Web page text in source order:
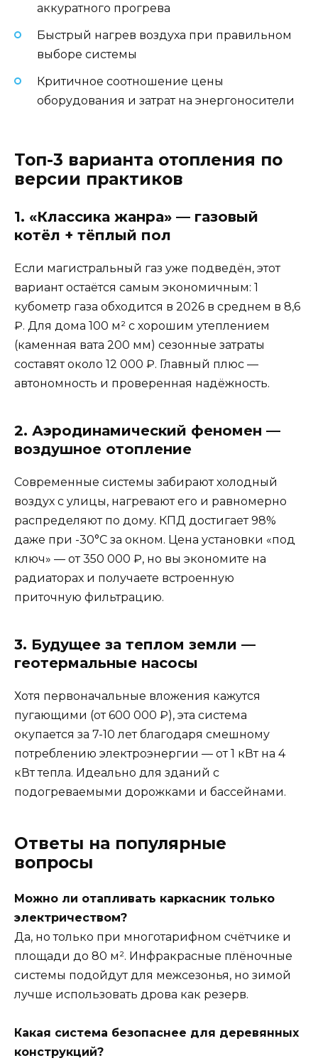
аккуратного прогрева
Быстрый нагрев воздуха при правильном
выборе системы
Критичное соотношение цены
оборудования и затрат на энергоносители
Топ-3 варианта отопления по
версии практиков
1. «Классика жанра» — газовый
котёл + тёплый пол
Если магистральный газ уже подведён, этот
вариант остаётся самым экономичным: 1
кубометр газа обходится в 2026 в среднем в 8,6
₽. Для дома 100 м² с хорошим утеплением
(каменная вата 200 мм) сезонные затраты
составят около 12 000 ₽. Главный плюс —
автономность и проверенная надёжность.
2. Аэродинамический феномен —
воздушное отопление
Современные системы забирают холодный
воздух с улицы, нагревают его и равномерно
распределяют по дому. КПД достигает 98%
даже при -30°С за окном. Цена установки «под
ключ» — от 350 000 ₽, но вы экономите на
радиаторах и получаете встроенную
приточную фильтрацию.
3. Будущее за теплом земли —
геотермальные насосы
Хотя первоначальные вложения кажутся
пугающими (от 600 000 ₽), эта система
окупается за 7-10 лет благодаря смешному
потреблению электроэнергии — от 1 кВт на 4
кВт тепла. Идеально для зданий с
подогреваемыми дорожками и бассейнами.
Ответы на популярные
вопросы
Можно ли отапливать каркасник только
электричеством?
Да, но только при многотарифном счётчике и
площади до 80 м². Инфракрасные плёночные
системы подойдут для межсезонья, но зимой
лучше использовать дрова как резерв.
Какая система безопаснее для деревянных
конструкций?